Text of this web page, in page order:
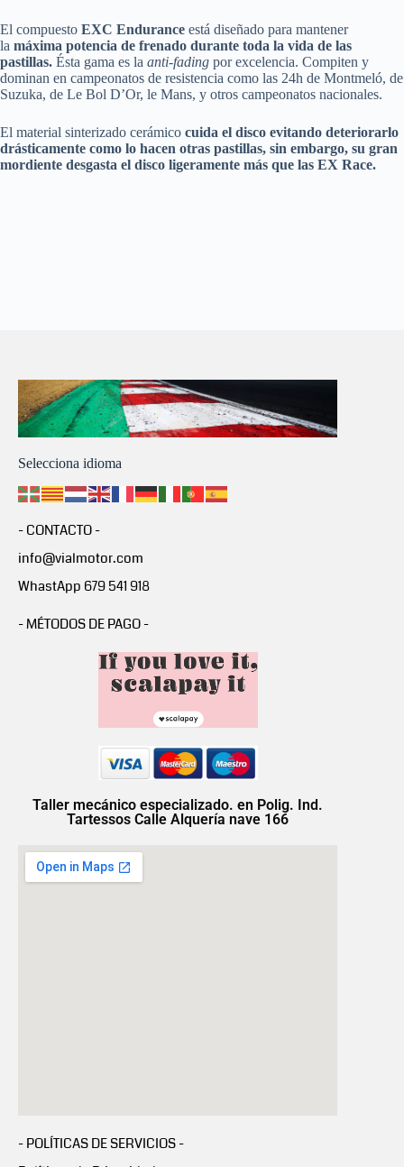
El compuesto EXC Endurance está diseñado para mantener
la máxima potencia de frenado durante toda la vida de las
pastillas. Ésta gama es la anti-fading por excelencia. Compiten y
dominan en campeonatos de resistencia como las 24h de Montmeló, de
Suzuka, de Le Bol D’Or, le Mans, y otros campeonatos nacionales.
El material sinterizado cerámico cuida el disco evitando deteriorarlo
drásticamente como lo hacen otras pastillas, sin embargo, su gran
mordiente desgasta el disco ligeramente más que las EX Race.
Selecciona idioma
- CONTACTO -
info@vialmotor.com
WhastApp 679 541 918
- MÉTODOS DE PAGO -
Taller mecánico especializado. en Polig. Ind.
Tartessos Calle Alquería nave 166
- POLÍTICAS DE SERVICIOS -